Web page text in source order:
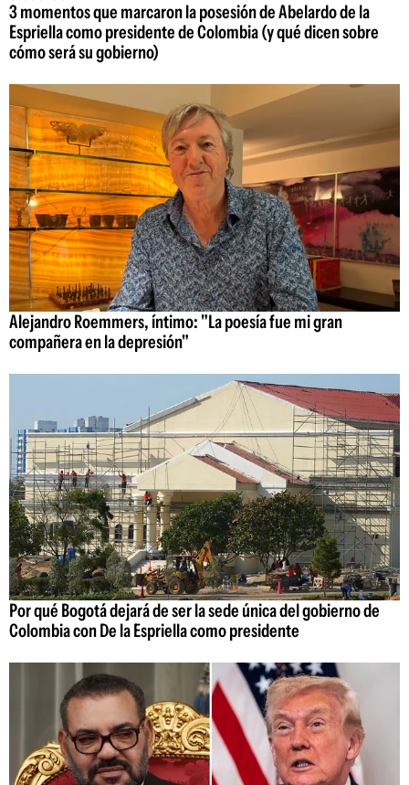
3 momentos que marcaron la posesión de Abelardo de la
Espriella como presidente de Colombia (y qué dicen sobre
cómo será su gobierno)
Alejandro Roemmers, íntimo: "La poesía fue mi gran
compañera en la depresión"
Por qué Bogotá dejará de ser la sede única del gobierno de
Colombia con De la Espriella como presidente